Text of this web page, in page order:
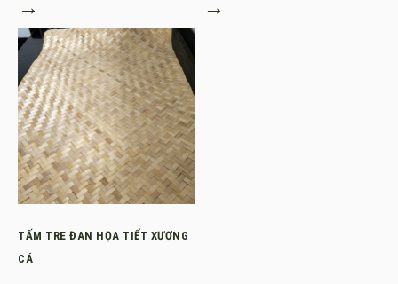
→ →
TẤM TRE ĐAN HỌA TIẾT XƯƠNG
CÁ